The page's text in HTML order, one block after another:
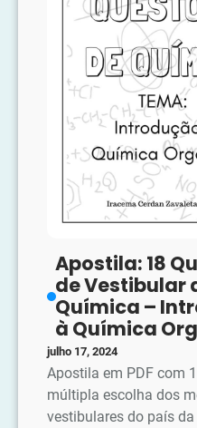
Apostila: 18
de Vestibular
Química –
à Química
julho 17, 2024
Apostila em PDF com
múltipla escolha dos
vestibulares do país